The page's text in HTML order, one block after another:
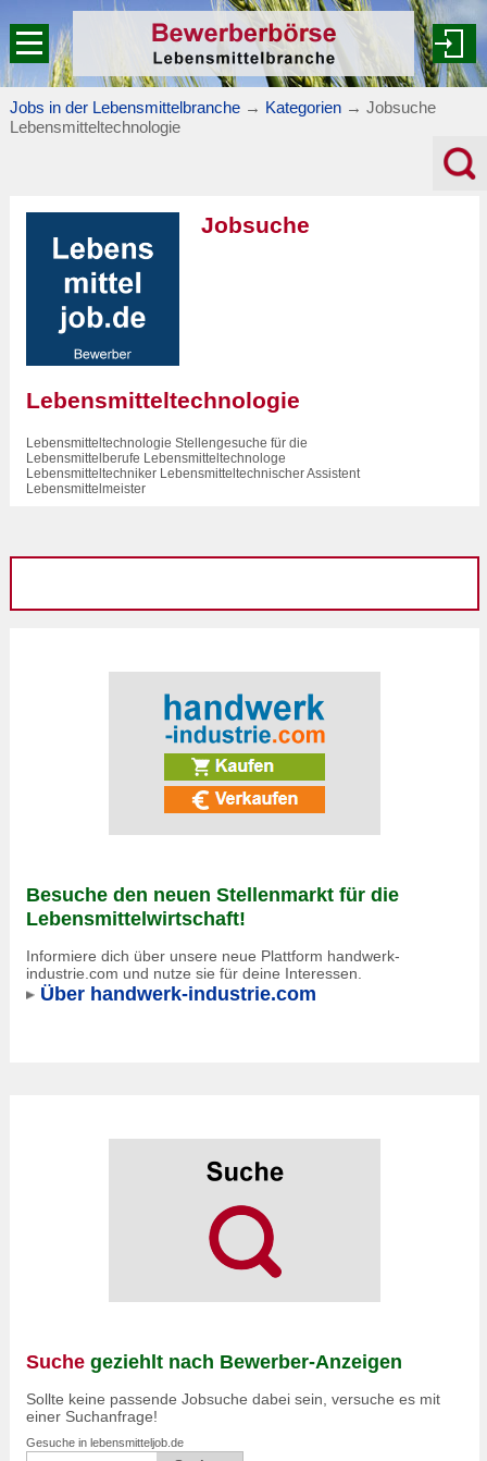
Jobs in der Lebensmittelbranche → Kategorien → Jobsuche
Lebensmitteltechnologie
Jobsuche
Lebensmitteltechnologie
Lebensmitteltechnologie Stellengesuche für die
Lebensmittelberufe Lebensmitteltechnologe
Lebensmitteltechniker Lebensmitteltechnischer Assistent
Lebensmittelmeister
Besuche den neuen Stellenmarkt für die
Lebensmittelwirtschaft!
Informiere dich über unsere neue Plattform handwerk-
industrie.com und nutze sie für deine Interessen.
Über handwerk-industrie.com
Suche geziehlt nach Bewerber-Anzeigen
Sollte keine passende Jobsuche dabei sein, versuche es mit
einer Suchanfrage!
Gesuche in lebensmitteljob.de